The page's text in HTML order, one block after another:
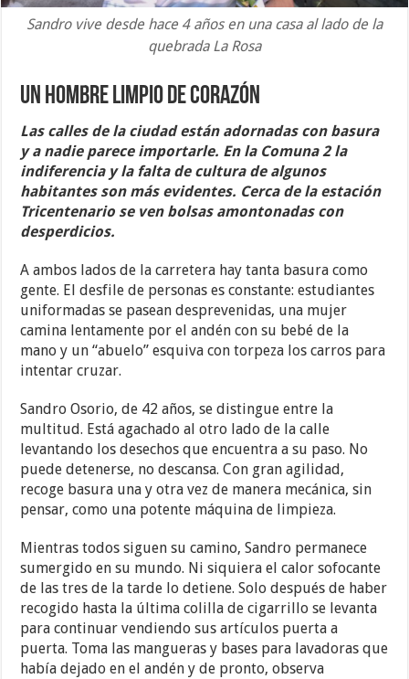
Sandro vive desde hace 4 años en una casa al lado de la
quebrada La Rosa
Un hombre limpio de corazón
Las calles de la ciudad están adornadas con basura
y a nadie parece importarle. En la Comuna 2 la
indiferencia y la falta de cultura de algunos
habitantes son más evidentes. Cerca de la estación
Tricentenario se ven bolsas amontonadas con
desperdicios.
A ambos lados de la carretera hay tanta basura como
gente. El desfile de personas es constante: estudiantes
uniformadas se pasean desprevenidas, una mujer
camina lentamente por el andén con su bebé de la
mano y un “abuelo” esquiva con torpeza los carros para
intentar cruzar.
Sandro Osorio, de 42 años, se distingue entre la
multitud. Está agachado al otro lado de la calle
levantando los desechos que encuentra a su paso. No
puede detenerse, no descansa. Con gran agilidad,
recoge basura una y otra vez de manera mecánica, sin
pensar, como una potente máquina de limpieza.
Mientras todos siguen su camino, Sandro permanece
sumergido en su mundo. Ni siquiera el calor sofocante
de las tres de la tarde lo detiene. Solo después de haber
recogido hasta la última colilla de cigarrillo se levanta
para continuar vendiendo sus artículos puerta a
puerta. Toma las mangueras y bases para lavadoras que
había dejado en el andén y de pronto, observa